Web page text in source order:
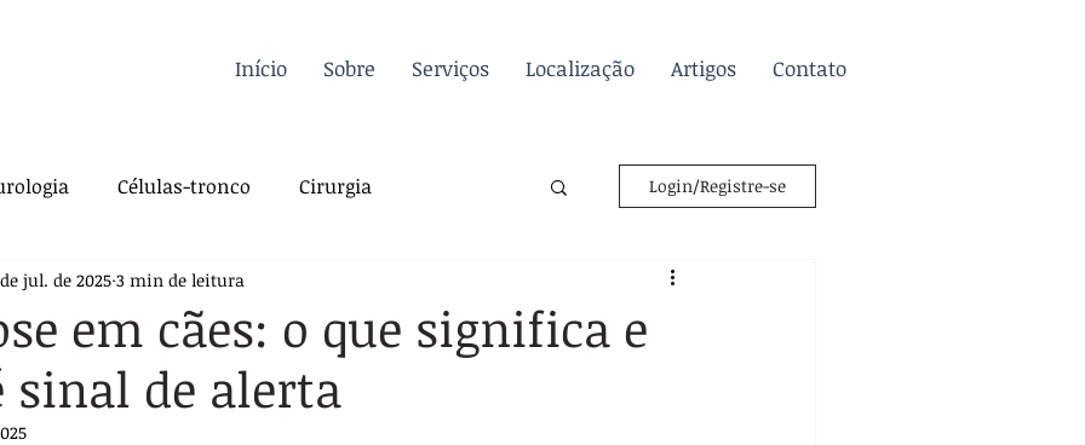
Início Sobre Serviços Localização Artigos Contato
Células-tronco Cirurgia
Felina Oncologia
Dermatologia Traumatologia
Login/Registre-se
em cães: o que significa e
sinal de alerta
jul. de 2025 3 min de leitura